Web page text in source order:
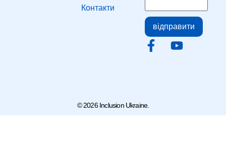
Контакти
відправити
© 2026 Inclusion Ukraine.